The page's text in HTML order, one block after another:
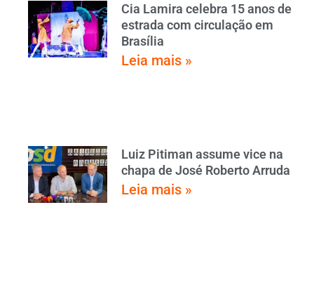
Cia Lamira celebra 15 anos de
estrada com circulação em
Brasília
Leia mais »
Luiz Pitiman assume vice na
chapa de José Roberto Arruda
Leia mais »